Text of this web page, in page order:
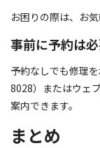
お困りの際は、お
事前に予約は
予約なしでも修理
8028）またはウェ
案内できます。
まとめ